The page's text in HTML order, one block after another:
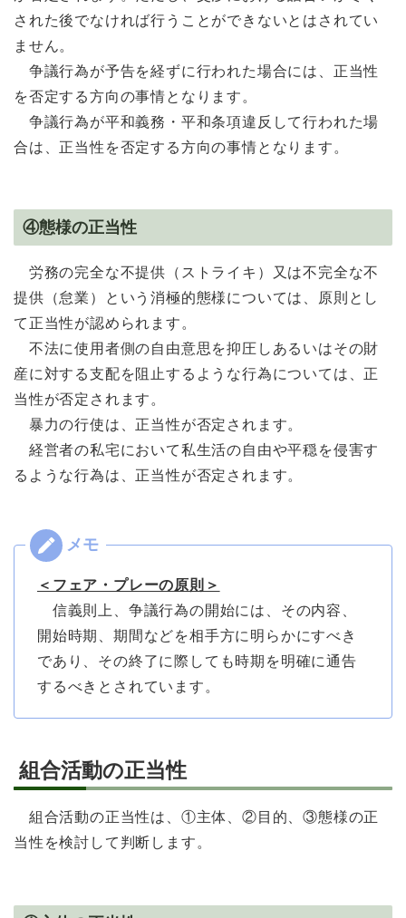
された後でなければ行うことができないとはされてい
ません。
争議行為が予告を経ずに行われた場合には、正当性
を否定する方向の事情となります。
争議行為が平和義務・平和条項違反して行われた場
合は、正当性を否定する方向の事情となります。
④態様の正当性
労務の完全な不提供（ストライキ）又は不完全な不
提供（怠業）という消極的態様については、原則とし
て正当性が認められます。
不法に使用者側の自由意思を抑圧しあるいはその財
産に対する支配を阻止するような行為については、正
当性が否定されます。
暴力の行使は、正当性が否定されます。
経営者の私宅において私生活の自由や平穏を侵害す
るような行為は、正当性が否定されます。
＜フェア・プレーの原則＞
信義則上、争議行為の開始には、その内容、
開始時期、期間などを相手方に明らかにすべき
であり、その終了に際しても時期を明確に通告
するべきとされています。
組合活動の正当性
組合活動の正当性は、①主体、②目的、③態様の正
当性を検討して判断します。